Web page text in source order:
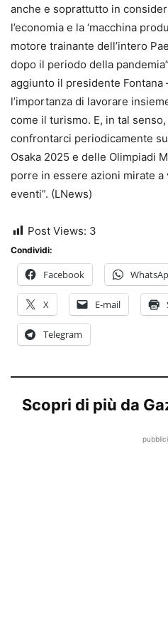
anche e soprattutto in
l’economia e la ‘macchina
motore trainante dell’intero
dopo il periodo della
aggiunto il presidente Fontana
l’importanza di lavorare
come il turismo. E, in tal
confrontarci periodicamente
Osaka 2025 e delle Olimpiadi
porre in essere azioni mirate
eventi”. (LNews)
Post Views: 3
Condividi:
Facebook
X E-mail
Telegram
Scopri di più da